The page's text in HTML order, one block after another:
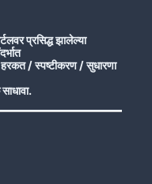
प्रसिद्ध झालेल्या
हरकत / स्पष्टीकरण / सुधारणा